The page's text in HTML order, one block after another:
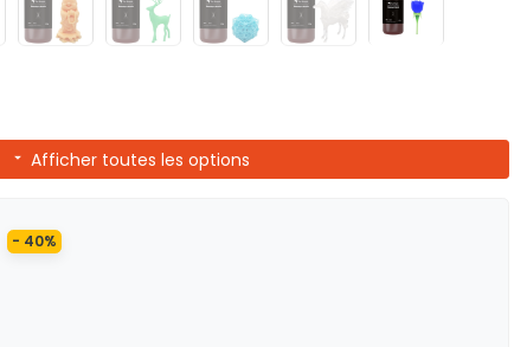
Afficher toutes les options
- 40%